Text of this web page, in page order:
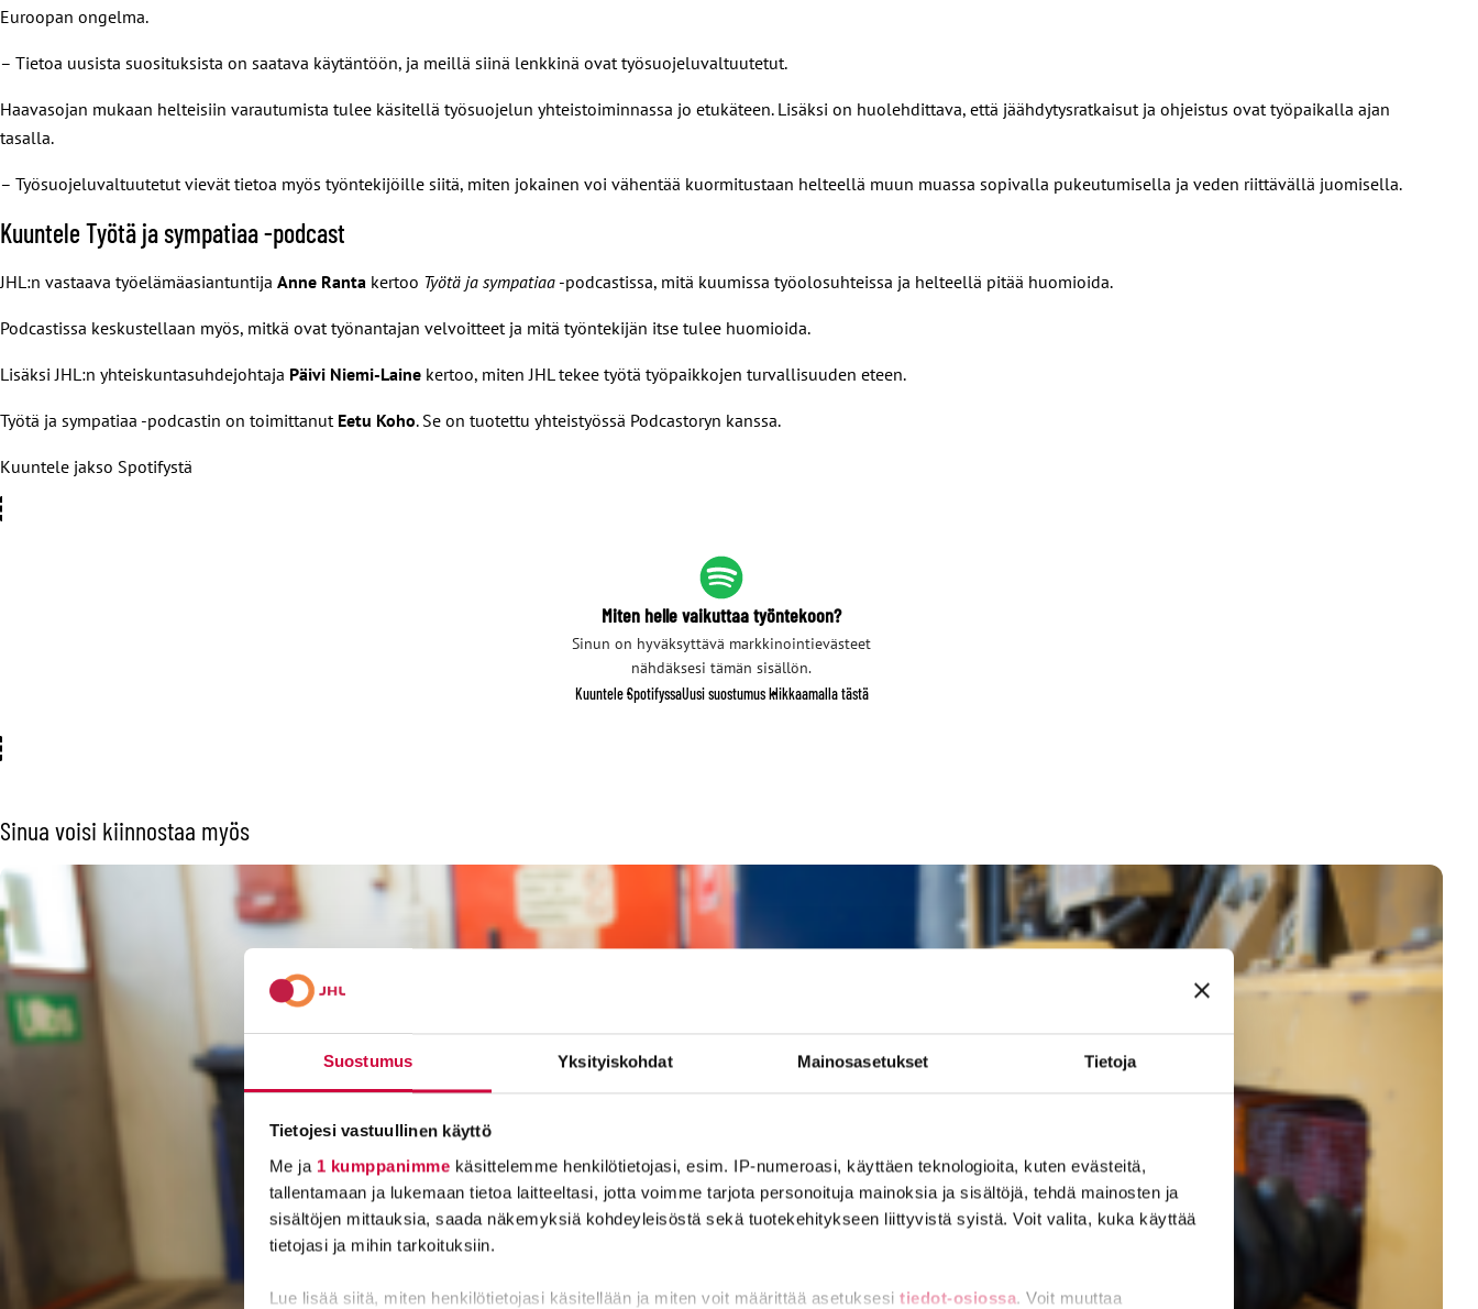
Suostumus Yksityiskohdat Mainosasetukset Tietoja
Tietojesi vastuullinen käyttö
Me ja 1 kumppanimme käsittelemme henkilötietojasi, esim. IP-numeroasi, käyttäen teknologioita, kuten evästeitä,
tallentamaan ja lukemaan tietoa laitteeltasi, jotta voimme tarjota personoituja mainoksia ja sisältöjä, tehdä mainosten ja
sisältöjen mittauksia, saada näkemyksiä kohdeyleisöstä sekä tuotekehitykseen liittyvistä syistä. Voit valita, kuka käyttää
tietojasi ja mihin tarkoituksiin.
Lue lisää siitä, miten henkilötietojasi käsitellään ja miten voit määrittää asetuksesi tiedot-osiossa. Voit muuttaa
Euroopan ongelma.
– Tietoa uusista suosituksista on saatava käytäntöön, ja meillä siinä lenkkinä ovat työsuojeluvaltuutetut.
Haavasojan mukaan helteisiin varautumista tulee käsitellä työsuojelun yhteistoiminnassa jo etukäteen. Lisäksi on huolehdittava, että jäähdytysratkaisut ja ohjeistus ovat työpaikalla ajan
tasalla.
– Työsuojeluvaltuutetut vievät tietoa myös työntekijöille siitä, miten jokainen voi vähentää kuormitustaan helteellä muun muassa sopivalla pukeutumisella ja veden riittävällä juomisella.
Kuuntele Työtä ja sympatiaa -podcast
JHL:n vastaava työelämäasiantuntija Anne Ranta kertoo Työtä ja sympatiaa -podcastissa, mitä kuumissa työolosuhteissa ja helteellä pitää huomioida.
Podcastissa keskustellaan myös, mitkä ovat työnantajan velvoitteet ja mitä työntekijän itse tulee huomioida.
Lisäksi JHL:n yhteiskuntasuhdejohtaja Päivi Niemi-Laine kertoo, miten JHL tekee työtä työpaikkojen turvallisuuden eteen.
Työtä ja sympatiaa -podcastin on toimittanut Eetu Koho. Se on tuotettu yhteistyössä Podcastoryn kanssa.
Kuuntele jakso Spotifystä
Miten helle vaikuttaa työntekoon?
Sinun on hyväksyttävä markkinointievästeet
nähdäksesi tämän sisällön.
Kuuntele SpotifyssaUusi suostumus klikkaamalla tästä
Sinua voisi kiinnostaa myös